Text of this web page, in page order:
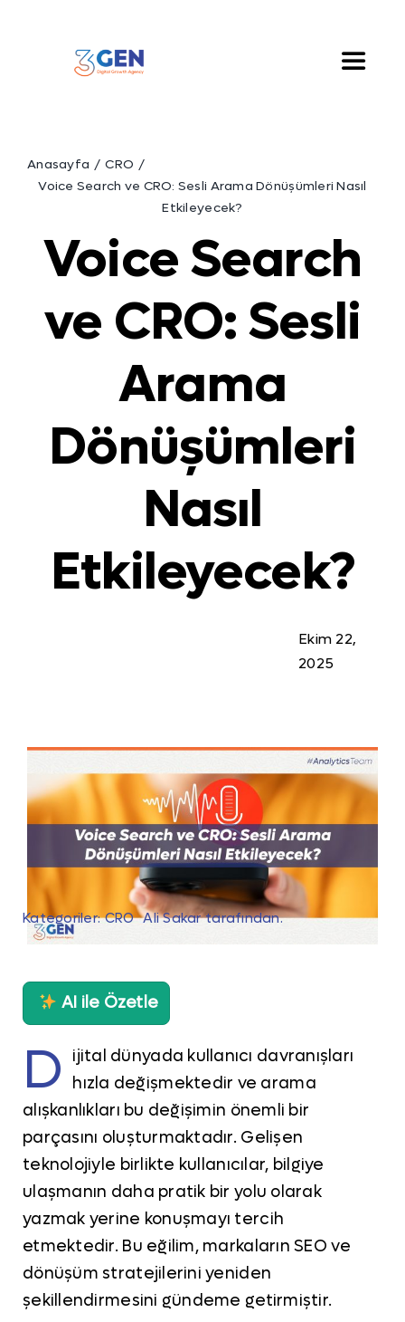
Toggle
Hizmetlerimiz
Çözümlerimiz
Anasayfa
CRO
Voice Search ve CRO: Sesli Arama Dönüşümleri Nasıl
Etkileyecek?
Voice Search
ve CRO: Sesli
Arama
Dönüşümleri
Nasıl
Etkileyecek?
Ekim 22,
2025
Kategoriler:CRO Ali Sakartarafından.
AI ile Özetle
D
ijital dünyada kullanıcı davranışları
hızla değişmektedir ve arama
alışkanlıkları bu değişimin önemli bir
parçasını oluşturmaktadır. Gelişen
teknolojiyle birlikte kullanıcılar, bilgiye
ulaşmanın daha pratik bir yolu olarak
yazmak yerine konuşmayı tercih
etmektedir. Bu eğilim, markaların SEO ve
dönüşüm stratejilerini yeniden
şekillendirmesini gündeme getirmiştir.